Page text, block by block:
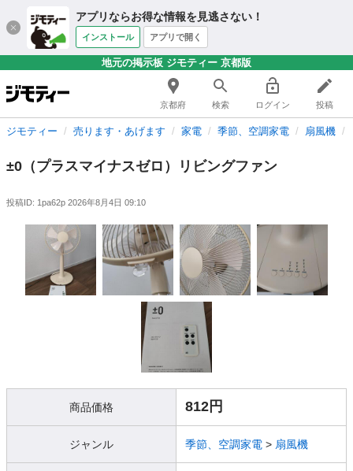
アプリならお得な情報を見逃さない！
インストール アプリで開く
地元の掲示板 ジモティー 京都版
京都府 検索 ログイン 投稿
ジモティー 売ります・あげます 家電 季節、空調家電 扇風機
±0（プラスマイナスゼロ）リビングファン
投稿ID: 1pa62p 2026年8月4日 09:10
商品価格 812円
ジャンル 季節、空調家電 > 扇風機